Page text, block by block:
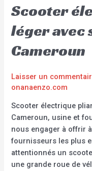
Scooter
léger avec
Cameroun
Laisser un
onanaenzo.com
Scooter électrique
Cameroun, usine et
nous engager à offrir
fournisseurs les plus
attentionnés un
une grande roue de